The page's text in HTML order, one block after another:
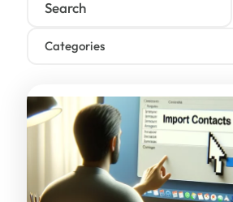
nach:
Categories
Business & Produktivität (67)
Lookeen (11)
Lookeen Features (31)